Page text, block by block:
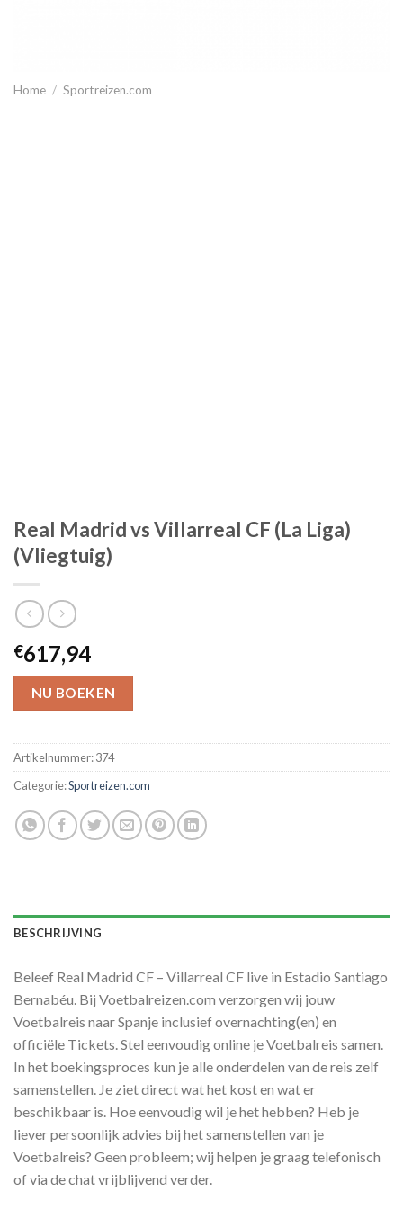
Home / Sportreizen.com
Real Madrid vs Villarreal CF (La Liga)
(Vliegtuig)
€617,94
NU BOEKEN
Artikelnummer:374
Categorie:Sportreizen.com
BESCHRIJVING
Beleef Real Madrid CF – Villarreal CF live in Estadio Santiago
Bernabéu. Bij Voetbalreizen.com verzorgen wij jouw
Voetbalreis naar Spanje inclusief overnachting(en) en
officiële Tickets. Stel eenvoudig online je Voetbalreis samen.
In het boekingsproces kun je alle onderdelen van de reis zelf
samenstellen. Je ziet direct wat het kost en wat er
beschikbaar is. Hoe eenvoudig wil je het hebben? Heb je
liever persoonlijk advies bij het samenstellen van je
Voetbalreis? Geen probleem; wij helpen je graag telefonisch
of via de chat vrijblijvend verder.